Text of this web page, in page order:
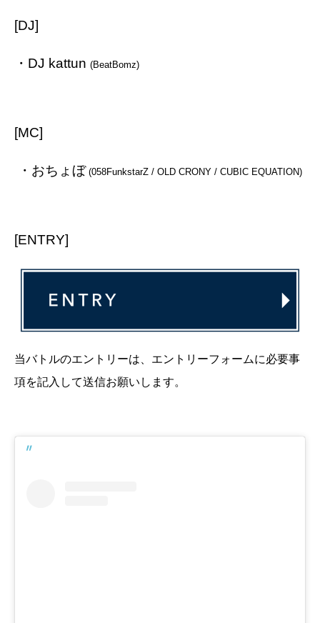
[DJ]
・DJ kattun (BeatBomz)
[MC]
・おちょぼ (058FunkstarZ / OLD CRONY / CUBIC EQUATION)
[ENTRY]
当バトルのエントリーは、エントリーフォームに必要事
項を記入して送信お願いします。